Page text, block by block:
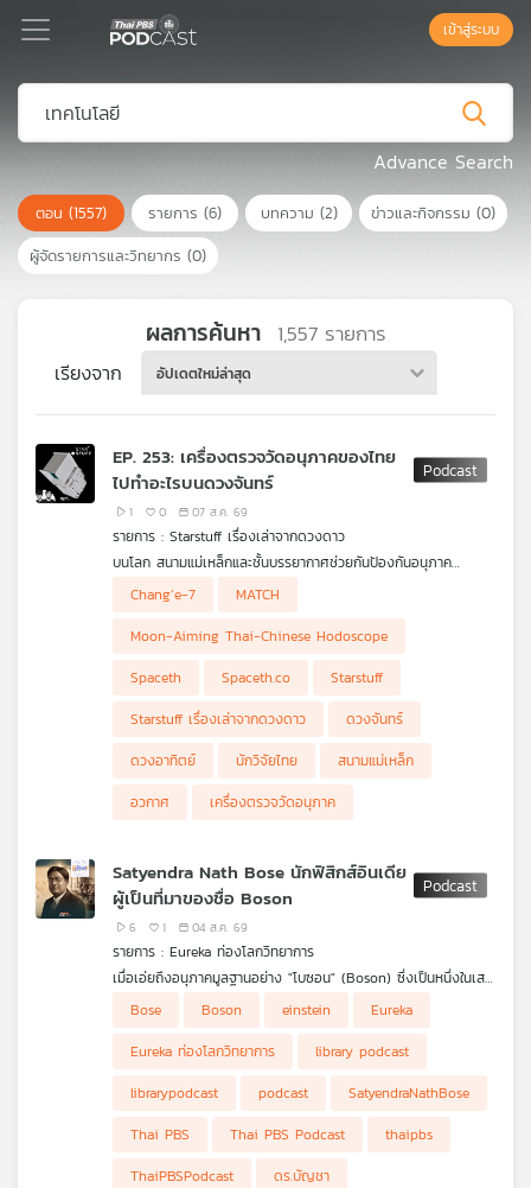
Podcast
เพล
ย์
ลิ
เพล
สต์
กิจกรรม
เข้าสู่ระบบ
Advance Search
ตอน (1557) รายการ (6) บทความ (2) ข่าวและกิจกรรม (0)
ผู้จัดรายการและวิทยากร (0)
ผลการค้นหา 1,557 รายการ
เรียงจาก อัปเดตใหม่ล่าสุด
EP. 253: เครื่องตรวจวัดอนุภาคของไทย
ไปทำอะไรบนดวงจันทร์
1 0 07 ส.ค. 69
รายการ : Starstuff เรื่องเล่าจากดวงดาว
บนโลก สนามแม่เหล็กและชั้นบรรยากาศช่วยกันป้องกันอนุภาค
ไม่มีเกราะกำบังแบบเดียวกัน อนุภาคเหล่านี้จึงพุ่งชนพื้นผิวโดยตรง
และบางส่วนยังกระเด้งกลับออกมาเป็นอนุภาคทุติยภูมิ
เครื่องตรวจวัดอนุภาคที่พัฒนาโดยนักวิจัยไทย เพื่อเดินทางไปกับ
ยาน Chang’e-7 และศึกษาว่าอนุภาคที่อยู่รอบดวงจันทร์มีชนิดใด มา
จากทิศทางไหน และมีพลังงานเท่าไร ข้อมูลเหล่านี้จะช่วยให้เราเข้าใจ
ทั้งสภาพแวดล้อมทางรังสี กระบวนการที่เกิดขึ้นเมื่อ Cosmic Rays
ชนพื้นผิวดวงจันทร์ และความเสี่ยงต่อยานอวกาศหรือมนุษย์ในภารกิจ
ระยะยาว
พูดง่าย ๆ คือ ก่อนที่มนุษย์จะสร้างฐานบนดวงจันทร์ เราต้องรู้ก่อน
ว่าบริเวณนั้นกำลังถูกอนุภาคอะไรยิงใส่อยู่บ้าง และครั้งนี้ หนึ่งใน
เครื่องมือที่ช่วยตอบคำถามนั้น มาจากประเทศไทย
Chang’e-7
MATCH
Moon-Aiming Thai-Chinese Hodoscope
Spaceth
Spaceth.co
Starstuff
Starstuff เรื่องเล่าจากดวงดาว
ดวงจันทร์
ดวงอาทิตย์
นักวิจัยไทย
สนามแม่เหล็ก
อวกาศ
เครื่องตรวจวัดอนุภาค
Satyendra Nath Bose นักฟิสิกส์อินเดีย
ผู้เป็นที่มาของชื่อ Boson
6 1 04 ส.ค. 69
รายการ : Eureka ท่องโลกวิทยาการ
เมื่อเอ่ยถึงอนุภาคมูลฐานอย่าง "โบซอน" (Boson) ซึ่งเป็นหนึ่งในเสา
มาของชื่อนี้มาจากนักฟิสิกส์อัจฉริยะชาวอินเดียผู้พลิกหน้า
ประวัติศาสตร์วงการวิทยาศาสตร์โลกนามว่า สัตเยนทรา นาถ โพส
(Satyendra Nath Bose) หรือที่อาจเรียกสั้น ๆ ว่า 'สัตเยน'
รายการ Eureka ท่องโลกวิทยาการ ในตอนนี้ ดร.บัญชา ธนบุญ
สมบัติ จะพาทุกท่านไปทำความรู้จักกับชีวิตและผลงานอันน่าทึ่งของสัต
เยน ตั้งแต่วัยเด็กผู้ฉายแววอัจฉริยะด้านคณิตศาสตร์ จนถึงเรื่องราว
น่าทึ่งเมื่อเขาทำคะแนนสอบได้ถึง 110 เต็ม 100 จากการแสดงวิธีทำ
มากกว่าหนึ่งแบบและ
มีแบบที่ครูไม่ได้สอน
จากจุดเริ่มต้นของนักฟิสิกส์โนเนมในอินเดีย สัตเยนได้สร้างผลงาน
เปลี่ยนโลกด้วยการคิดค้นวิธีพิสูจน์สมการการแผ่รังสีของวัตถุดำแบบ
ใหม่ แต่เมื่อส่งไปยังวารสารฉบับหนึ่งกลับไม่ผ่าน เขาจึงเขียนจดหมาย
ถึงไอน์สไตน์เพื่อให้ไอน์สไตน์พิจารณาผลงานของเขา และหากไอน์ส
ไตน์เห็นว่ามีคุณค่า เขาก็ขอให้ช่วยแปลบทความจากภาษาอังกฤษเป็น
Bose Boson einstein
Eureka
Eureka ท่องโลกวิทยาการ
library podcast
librarypodcast
podcast
SatyendraNathBose
Thai PBS
Thai PBS Podcast
thaipbs
ThaiPBSPodcast
ดร.บัญชา